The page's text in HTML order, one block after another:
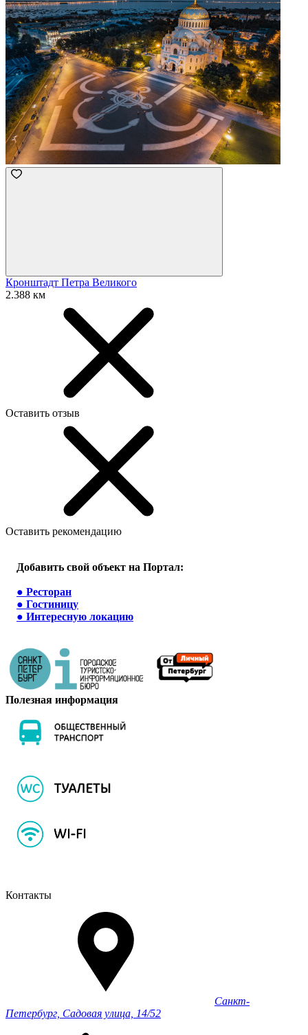
Кронштадт Петра Великого
2.388 км
Оставить отзыв
Оставить рекомендацию
Добавить свой объект на Портал:
● Ресторан
● Гостиницу
● Интересную локацию
Полезная информация
Контакты
Санкт-
Петербург, Садовая улица, 14/52